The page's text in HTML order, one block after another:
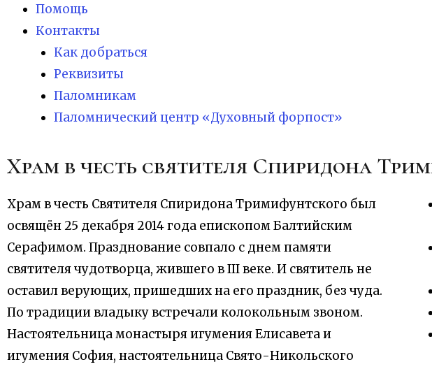
Помощь
Контакты
Как добраться
Реквизиты
Паломникам
Паломнический центр «Духовный форпост»
Храм в честь святителя Спиридона
Храм в честь Святителя Спиридона Тримифунтского был
освящён 25 декабря 2014 года епископом Балтийским
Серафимом. Празднование совпало с днем памяти
святителя чудотворца, жившего в III веке. И святитель не
оставил верующих, пришедших на его праздник, без чуда.
По традиции владыку встречали колокольным звоном.
Настоятельница монастыря игумения Елисавета и
игумения София, настоятельница Свято-Никольского